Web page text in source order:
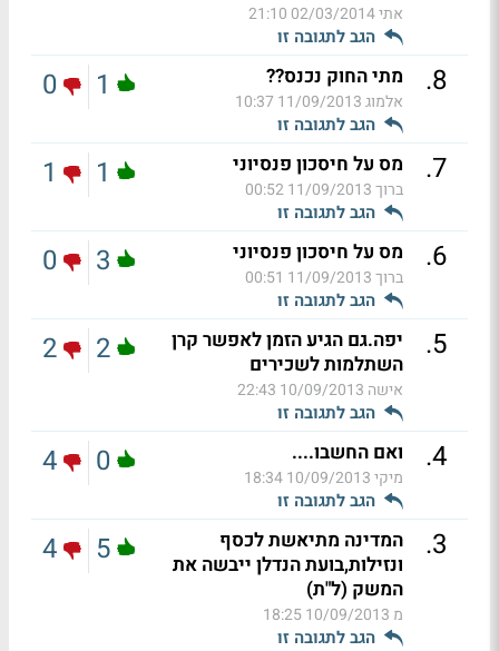
אתי02/03/2014 21:10
הגב לתגובה זו
8
. מתי החוק נכנס??
אלמוג11/09/2013 10:37
הגב לתגובה זו
1
0
7
. מס על חיסכון פנסיוני
ברוך11/09/2013 00:52
הגב לתגובה זו
1
1
6
. מס על חיסכון פנסיוני
ברוך11/09/2013 00:51
הגב לתגובה זו
3
0
5
.
יפה.גם הגיע הזמן לאפשר קרן
השתלמות לשכירים
אישה 10/09/2013 22:43
הגב לתגובה זו
2
2
4
. ואם החשבו....
מיקי10/09/2013 18:34
הגב לתגובה זו
0
4
3
.
המדינה מתיאשת לכסף
ונזילות,בועת הנדלן ייבשה את
המשק (ל"ת)
מ 10/09/2013 18:25
הגב לתגובה זו
5
4